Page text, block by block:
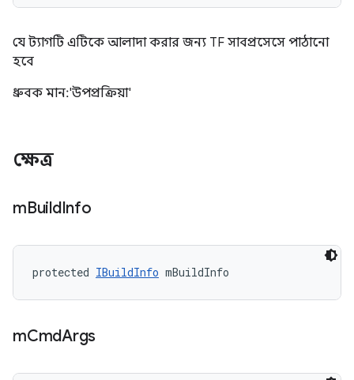
যে ট্যাগটি এটিকে আলাদা করার জন্য TF সাবপ্রসেসে পাঠানো
হবে
ধ্রুবক মান: 'উপপ্রক্রিয়া'
ক্ষেত্র
mBuildInfo
protected IBuildInfo mBuildInfo
mCmdArgs